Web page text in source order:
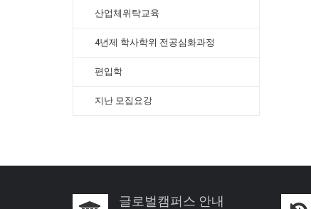
산업체위탁교육
4년제 학사학위 전공심화과정
편입학
지난 모집요강
글로벌캠퍼스 안내